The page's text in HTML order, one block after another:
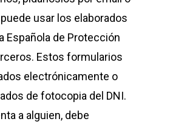
usar los elaborados
Española de Protección
Estos formularios
electrónicamente o
de fotocopia del DNI.
a alguien, debe